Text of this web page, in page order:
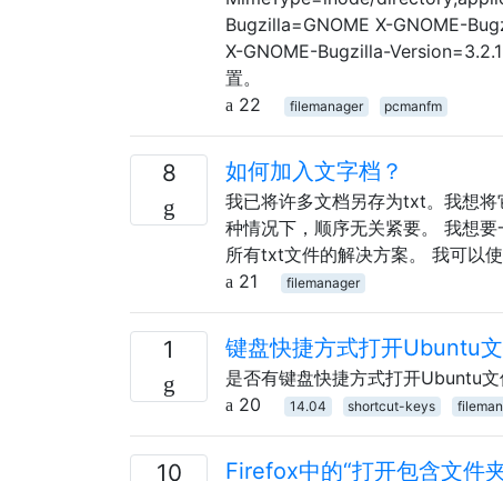
Bugzilla=GNOME X-GNOME-
X-GNOME-Bugzilla-
置。
22
filemanager pcmanfm
8 如何加入文字档？
我已将许多文档另存为txt。我想
种情况下，顺序无关紧要。 我想
所有txt文件的解决方案。 我可以
21
filemanager
1 键盘快捷方式打开Ubuntu
是否有键盘快捷方式打开Ubuntu
20
14.04 shortcut-keys
10 Firefox中的“打开包含文件